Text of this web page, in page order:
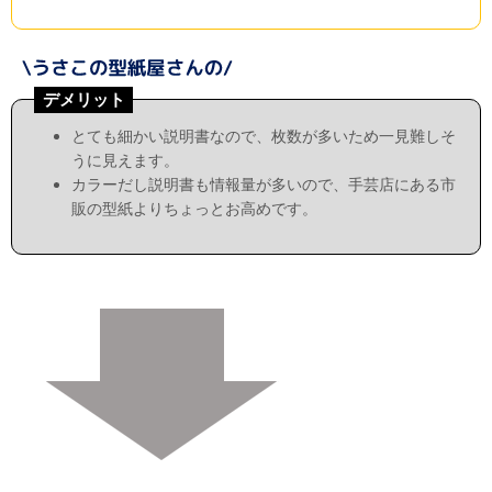
デメリット
とても細かい説明書なので、枚数が多いため一見難しそ
うに見えます。
カラーだし説明書も情報量が多いので、手芸店にある市
販の型紙よりちょっとお高めです。